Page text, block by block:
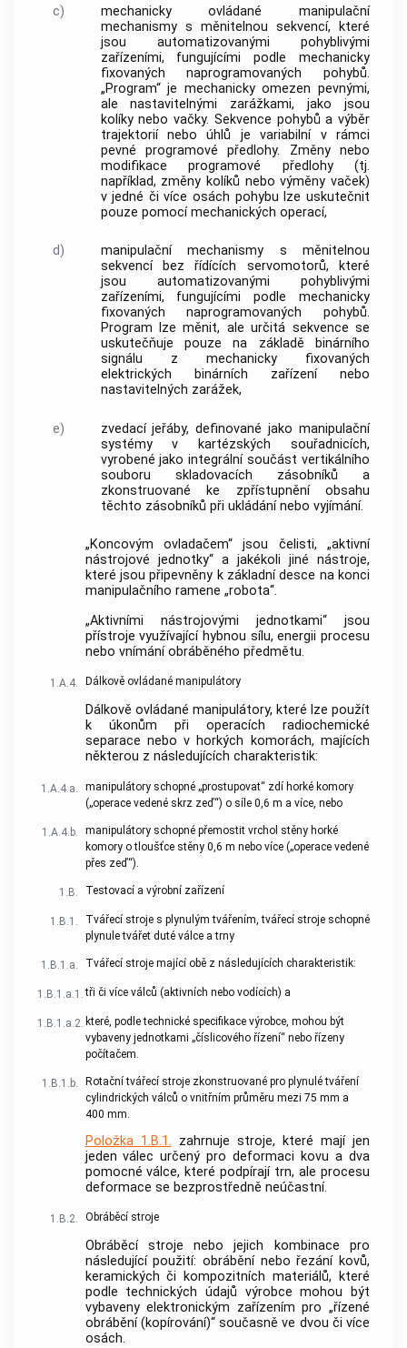
c)
mechanicky ovládané manipulační
mechanismy s měnitelnou sekvencí, které
jsou automatizovanými pohyblivými
zařízeními, fungujícími podle mechanicky
fixovaných naprogramovaných pohybů.
„Program“ je mechanicky omezen pevnými,
ale nastavitelnými zarážkami, jako jsou
kolíky nebo vačky. Sekvence pohybů a výběr
trajektorií nebo úhlů je variabilní v rámci
pevné programové předlohy. Změny nebo
modifikace programové předlohy (tj.
například, změny kolíků nebo výměny vaček)
v jedné či více osách pohybu lze uskutečnit
pouze pomocí mechanických operací,
d)
manipulační mechanismy s měnitelnou
sekvencí bez řídících servomotorů, které
jsou automatizovanými pohyblivými
zařízeními, fungujícími podle mechanicky
fixovaných naprogramovaných pohybů.
Program lze měnit, ale určitá sekvence se
uskutečňuje pouze na základě binárního
signálu z mechanicky fixovaných
elektrických binárních zařízení nebo
nastavitelných zarážek,
e)
zvedací jeřáby, definované jako manipulační
systémy v kartézských souřadnicích,
vyrobené jako integrální součást vertikálního
souboru skladovacích zásobníků a
zkonstruované ke zpřístupnění obsahu
těchto zásobníků při ukládání nebo vyjímání.
„Koncovým ovladačem“ jsou čelisti, „aktivní
nástrojové jednotky“ a jakékoli jiné nástroje,
které jsou připevněny k základní desce na konci
manipulačního ramene „robota“.
„Aktivními nástrojovými jednotkami“ jsou
přístroje využívající hybnou sílu, energii procesu
nebo vnímání obráběného předmětu.
1.A.4. Dálkově ovládané manipulátory
Dálkově ovládané manipulátory, které lze použít
k úkonům při operacích radiochemické
separace nebo v horkých komorách, majících
některou z následujících charakteristik:
1.A.4.a.
manipulátory schopné „prostupovat“ zdí horké komory
(„operace vedené skrz zeď“) o síle 0,6 m a více, nebo
1.A.4.b.
manipulátory schopné přemostit vrchol stěny horké
komory o tloušťce stěny 0,6 m nebo více („operace vedené
přes zeď“).
1.B. Testovací a výrobní zařízení
1.B.1.
Tvářecí stroje s plynulým tvářením, tvářecí stroje schopné
plynule tvářet duté válce a trny
1.B.1.a. Tvářecí stroje mající obě z následujících charakteristik:
1.B.1.a.1.tři či více válců (aktivních nebo vodících) a
1.B.1.a.2. které, podle technické specifikace výrobce, mohou být
vybaveny jednotkami „číslicového řízení“ nebo řízeny
počítačem.
1.B.1.b.
Rotační tvářecí stroje zkonstruované pro plynulé tváření
cylindrických válců o vnitřním průměru mezi 75 mm a
400 mm.
Položka 1.B.1. zahrnuje stroje, které mají jen
jeden válec určený pro deformaci kovu a dva
pomocné válce, které podpírají trn, ale procesu
deformace se bezprostředně neúčastní.
1.B.2. Obráběcí stroje
Obráběcí stroje nebo jejich kombinace pro
následující použití: obrábění nebo řezání kovů,
keramických či kompozitních materiálů, které
podle technických údajů výrobce mohou být
vybaveny elektronickým zařízením pro „řízené
obrábění (kopírování)“ současně ve dvou či více
osách.